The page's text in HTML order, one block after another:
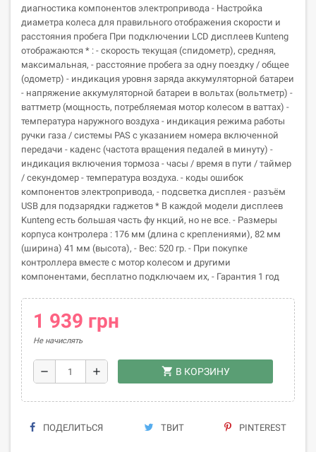
диагностика компонентов электропривода - Настройка
диаметра колеса для правильного отображения скорости и
расстояния пробега При подключении LCD дисплеев Kunteng
отображаются * : - скорость текущая (спидометр), средняя,
максимальная, - расстояние пробега за одну поездку / общее
(одометр) - индикация уровня заряда аккумуляторной батареи
- напряжение аккумуляторной батареи в вольтах (вольтметр) -
ваттметр (мощность, потребляемая мотор колесом в ваттах) -
температура наружного воздуха - индикация режима работы
ручки газа / системы PAS с указанием номера включенной
передачи - каденс (частота вращения педалей в минуту) -
индикация включения тормоза - часы / время в пути / таймер
/ секундомер - температура воздуха. - коды ошибок
компонентов электропривода, - подсветка дисплея - разъём
USB для подзарядки гаджетов * В каждой модели дисплеев
Kunteng есть большая часть фу нкций, но не все. - Размеры
корпуса контролера : 176 мм (длина с креплениями), 82 мм
(ширина) 41 мм (высота), - Вес: 520 гр. - При покупке
контроллера вместе с мотор колесом и другими
компонентами, бесплатно подключаем их, - Гарантия 1 год
1 939 грн
Не начислять
remove add shopping_cart В КОРЗИНУ
ПОДЕЛИТЬСЯ ТВИТ PINTEREST